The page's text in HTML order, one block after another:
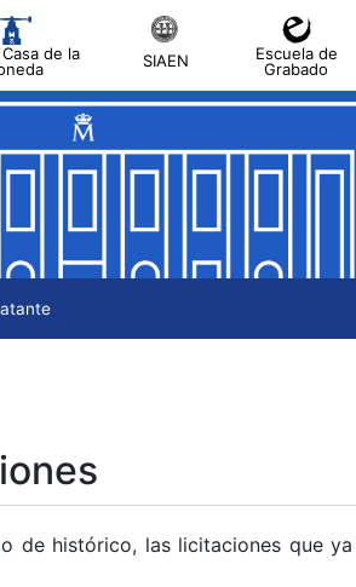
de la
SIAEN
Escuela de
Grabado
de histórico, las licitaciones que